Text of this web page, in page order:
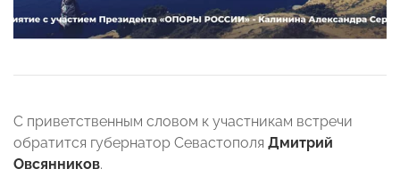
С приветственным словом к участникам встречи
обратится губернатор Севастополя Дмитрий
Овсянников.